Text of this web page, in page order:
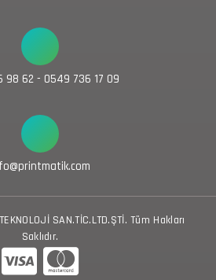
98 62 - 0549 736 17 09
SAN.TİC.LTD.ŞTİ. Tüm Hakları
Saklıdır.